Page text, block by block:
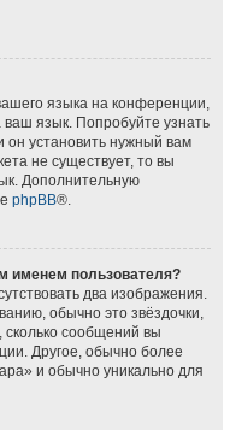
языка на конференции,
язык. Попробуйте узнать
установить нужный вам
не существует, то вы
Дополнительную
phpBB®.
именем пользователя?
два изображения.
обычно это звёздочки,
сколько сообщений вы
Другое, обычно более
и обычно уникально для